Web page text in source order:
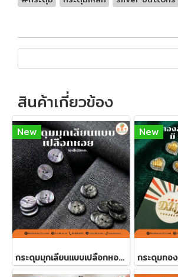
สินค้าเกี่ยวข้อง
New
กระดุมมุกเลียนแบบเปลือกหอย 20 มิล คละสี (60 เม็ด)
New